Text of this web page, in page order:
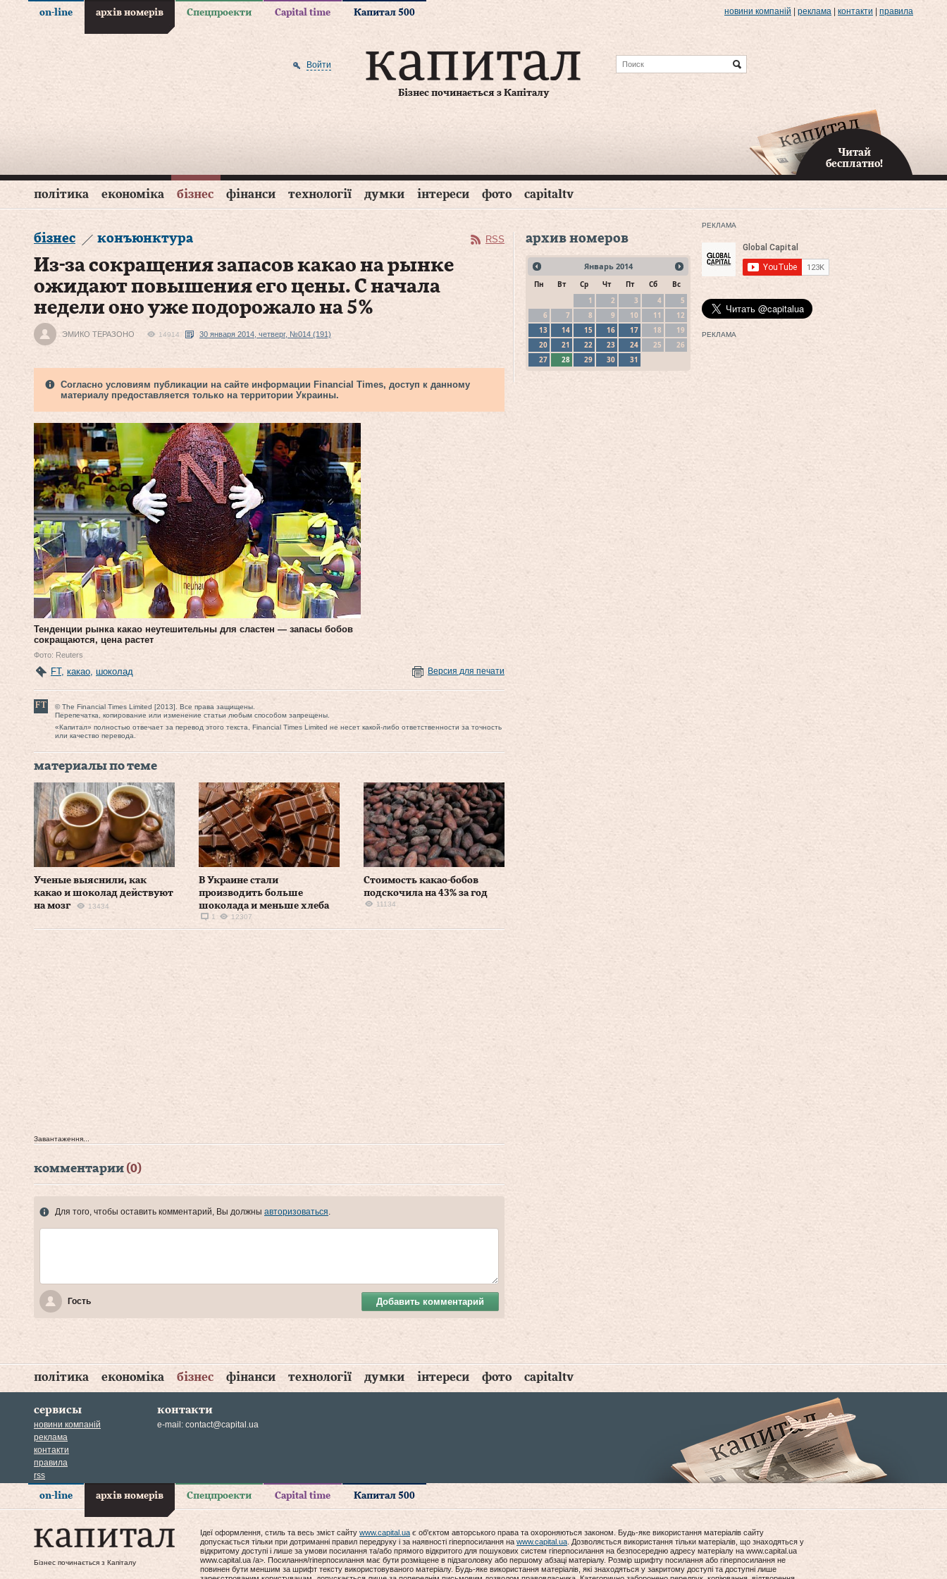
on-line архів номерів Спецпроекти Capital time Капитал 500 новини компаній реклама контакти правила
Бізнес починається з Капіталу
Войти
Читай
бесплатно!
політика економіка бізнес фінанси технології думки інтереси фото capitaltv
бізнес конъюнктура RSS
Из-за сокращения запасов какао на рынке
ожидают повышения его цены. С начала
недели оно уже подорожало на 5 %
ЭМИКО ТЕРАЗОНО 14914 30 января 2014, четверг, №014 (191)
Согласно условиям публикации на сайте информации Financial Times, доступ к данному
материалу предоставляется только на территории Украины.
Тенденции рынка какао неутешительны для сластен — запасы бобов
сокращаются, цена растет
Фото: Reuters
FT, какао, шоколад Версия для печати
© The Financial Times Limited [2013]. Все права защищены.
Перепечатка, копирование или изменение статьи любым способом запрещены.
«Капитал» полностью отвечает за перевод этого текста, Financial Times Limited не несет какой-либо ответственности за точность
или качество перевода.
материалы по теме
Ученые выяснили, как
какао и шоколад действуют
на мозг
13434
В Украине стали
производить больше
шоколада и меньше хлеба
1 12307
Стоимость какао-бобов
подскочила на 43% за год
11134
Завантаження...
комментарии (0)
Для того, чтобы оставить комментарий, Вы должны авторизоваться.
Гость Добавить комментарий
архив номеров
Январь 2014
Пн Вт Ср Чт Пт Сб
Вс
1
2 3 4
5
6
7 8 9 10 11
12
13
14 15 16 17 18
19
20
21 22 23 24 25
26
27
28 29 30 31
РЕКЛАМА
РЕКЛАМА
політика економіка бізнес фінанси технології думки інтереси фото capitaltv
сервисы
новини компаній
реклама
контакти
правила
rss
контакти
e-mail: contact@capital.ua
on-line архів номерів Спецпроекти Capital time Капитал 500
Бізнес починається з Капіталу
Ідеї оформлення, стиль та весь зміст сайту www.capital.ua є об'єктом авторського права та охороняються законом. Будь-яке використання матеріалів сайту
допускається тільки при дотриманні правил передруку і за наявності гіперпосилання на www.capital.ua . Дозволяється використання тільки матеріалів, що знаходяться у
відкритому доступі і лише за умови посилання та/або прямого відкритого для пошукових систем гіперпосилання на безпосередню адресу матеріалу на www.capital.ua
www.capital.ua /a>. Посилання/гіперпосилання має бути розміщене в підзаголовку або першому абзаці матеріалу. Розмір шрифту посилання або гіперпосилання не
повинен бути меншим за шрифт тексту використовуваного матеріалу. Будь-яке використання матеріалів, які знаходяться у закритому доступі та доступні лише